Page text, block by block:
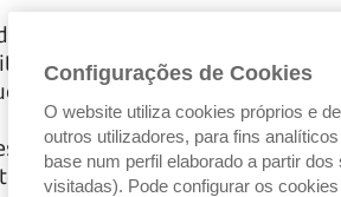
servir finalidades muito
de navegação ou de
fazemos dessas tecnologias é
de ativação de
funcionamento, uma vez que
Configurações de Cookies
O website utiliza cookies próprios e
outros utilizadores, para fins
base num perfil elaborado a partir
visitadas). Pode configurar os